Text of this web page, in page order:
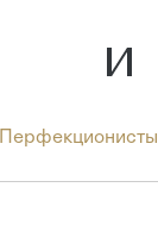
Перфекционисты